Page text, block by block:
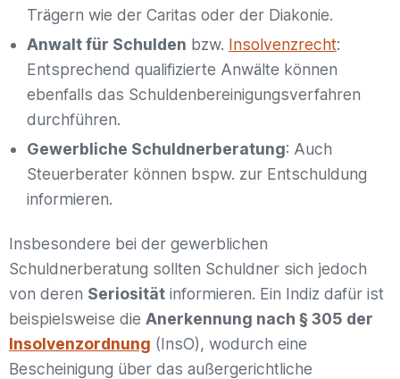
Trägern wie der Caritas oder der Diakonie.
Anwalt für Schulden bzw. Insolvenzrecht:
Entsprechend qualifizierte Anwälte können
ebenfalls das Schuldenbereinigungsverfahren
durchführen.
Gewerbliche Schuldnerberatung: Auch
Steuerberater können bspw. zur Entschuldung
informieren.
Insbesondere bei der gewerblichen
Schuldnerberatung sollten Schuldner sich jedoch
von deren Seriosität informieren. Ein Indiz dafür ist
beispielsweise die Anerkennung nach § 305 der
Insolvenzordnung (InsO), wodurch eine
Bescheinigung über das außergerichtliche